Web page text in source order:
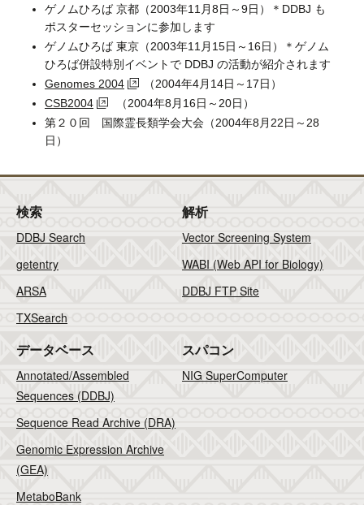
問合せ
English
ゲノムひろば 京都（2003年11月8日～9日）＊DDBJ も
ポスターセッションに参加します
ゲノムひろば 東京（2003年11月15日～16日）＊ゲノム
ひろば併設特別イベントで DDBJ の活動が紹介されます
Genomes 2004
（2004年4月14日～17日）
CSB2004
（2004年8月16日～20日）
第２０回 国際霊長類学会大会（2004年8月22日～28
日）
検索
DDBJ Search
getentry
ARSA
TXSearch
解析
Vector Screening System
WABI (Web API for Biology)
DDBJ FTP Site
データベース
Annotated/Assembled
Sequences (DDBJ)
Sequence Read Archive (DRA)
Genomic Expression Archive
(GEA)
MetaboBank
スパコン
NIG SuperComputer